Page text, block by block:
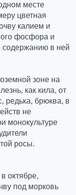
месте
цветная
калием и
фосфора и
содержанию в ней
зоне на
как кила, от
редька, брюква, в
не
монокультуре
росы.
октябре,
под морковь